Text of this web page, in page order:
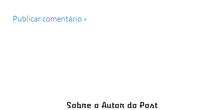
Sobre o Autor do Post